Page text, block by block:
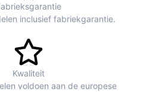
inclusief fabriekgarantie.
Kwaliteit
voldoen aan de europese